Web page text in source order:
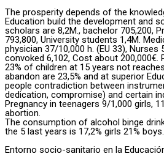
The prosperity depends of the
Education build the development and
scholars are 8,2M., bachelor 705,200,
793,800, University students 1,4M.
physician 37/10,000 h. (EU 33), Nurses
convoked 6,102, Cost about
23% of children at 15 years not
abandon are 23,5% and at superior
people contradiction between
dedication, compromise) and certain
Pregnancy in teenagers 9/1,000 girls,
abortion.
The consumption of alcohol binge
the 5 last years is 17,2% girls 21%
Entorno socio-sanitario en la